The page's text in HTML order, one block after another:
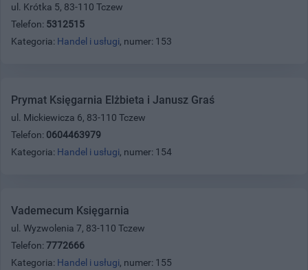
ul. Krótka 5, 83-110 Tczew
Telefon: 5312515
Kategoria: Handel i usługi, numer: 153
Prymat Księgarnia Elżbieta i Janusz Graś
ul. Mickiewicza 6, 83-110 Tczew
Telefon: 0604463979
Kategoria: Handel i usługi, numer: 154
Vademecum Księgarnia
ul. Wyzwolenia 7, 83-110 Tczew
Telefon: 7772666
Kategoria: Handel i usługi, numer: 155